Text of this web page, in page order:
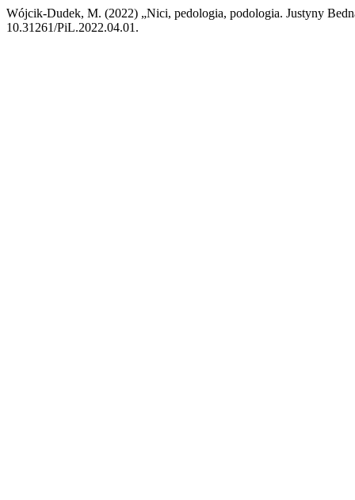
Wójcik-Dudek, M. (2022) „Nici, pedologia, podologia. Justyny
10.31261/PiL.2022.04.01.